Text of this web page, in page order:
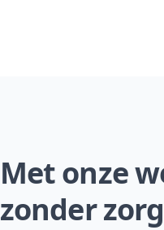
Met onze
zonder